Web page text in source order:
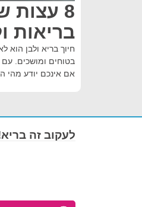
8
בריאות
חיוך בריא ולבן הוא
בטוחים ומושכים. עם
אם אינכם יודע מהי
לעקוב זה